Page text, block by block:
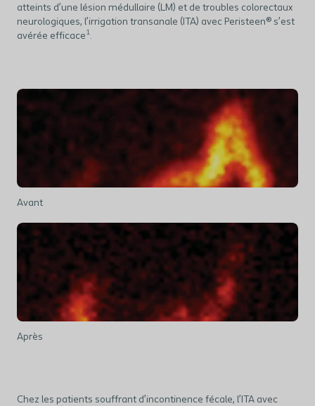
atteints d’une lésion médullaire (LM) et de troubles colorectaux
neurologiques, l’irrigation transanale (ITA) avec Peristeen® s’est
avérée efficace1.
Avant
Après
Chez les patients souffrant d’incontinence fécale, l’ITA avec